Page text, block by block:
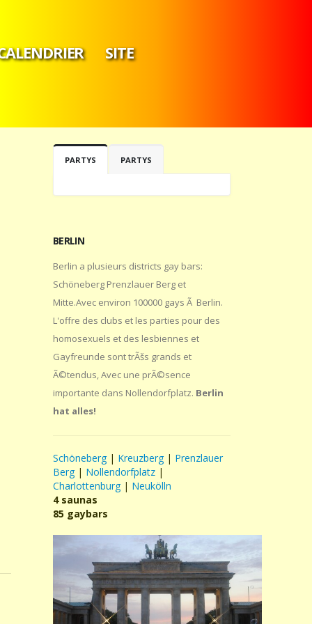
SITE
PARTYS PARTYS
BERLIN
Berlin a plusieurs districts gay bars:
Schöneberg Prenzlauer Berg et
Mitte.Avec environ 100000 gays Ã Berlin.
L'offre des clubs et les parties pour des
homosexuels et des lesbiennes et
Gayfreunde sont trÃšs grands et
Ã©tendus, Avec une prÃ©sence
importante dans Nollendorfplatz. Berlin
hat alles!
Schöneberg | Kreuzberg| Prenzlauer
Berg| Nollendorfplatz |
Charlottenburg| Neukölln
4 saunas
85 gaybars